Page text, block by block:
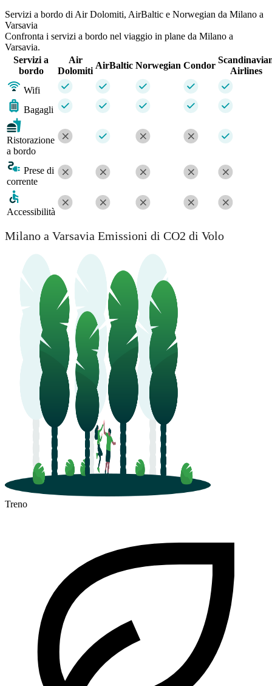
Servizi a bordo di Air Dolomiti, AirBaltic e Norwegian da Milano a
Varsavia
Confronta i servizi a bordo nel viaggio in plane da Milano a
Varsavia.
Servizi a
bordo
Air
Dolomiti
AirBaltic Norwegian Condor
Airlines
Wifi
Bagagli
Ristorazione
a bordo
Prese di
corrente
Accessibilità
Milano a Varsavia Emissioni di CO2 di Volo
Treno